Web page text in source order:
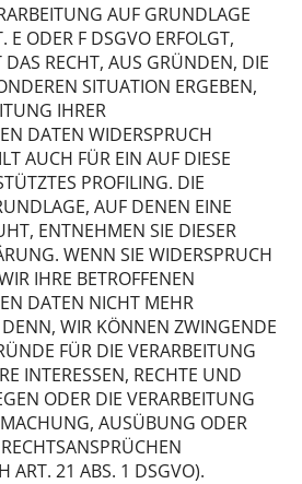
AUF GRUNDLAGE
E ODER F DSGVO ERFOLGT,
DAS RECHT, AUS GRÜNDEN, DIE
SITUATION ERGEBEN,
IHRER
DATEN WIDERSPRUCH
AUCH FÜR EIN AUF DIESE
PROFILING. DIE
AUF DENEN EINE
ENTNEHMEN SIE DIESER
WENN SIE WIDERSPRUCH
IHRE BETROFFENEN
DATEN NICHT MEHR
DENN, WIR KÖNNEN ZWINGENDE
FÜR DIE VERARBEITUNG
INTERESSEN, RECHTE UND
ODER DIE VERARBEITUNG
AUSÜBUNG ODER
ART. 21 ABS. 1 DSGVO).